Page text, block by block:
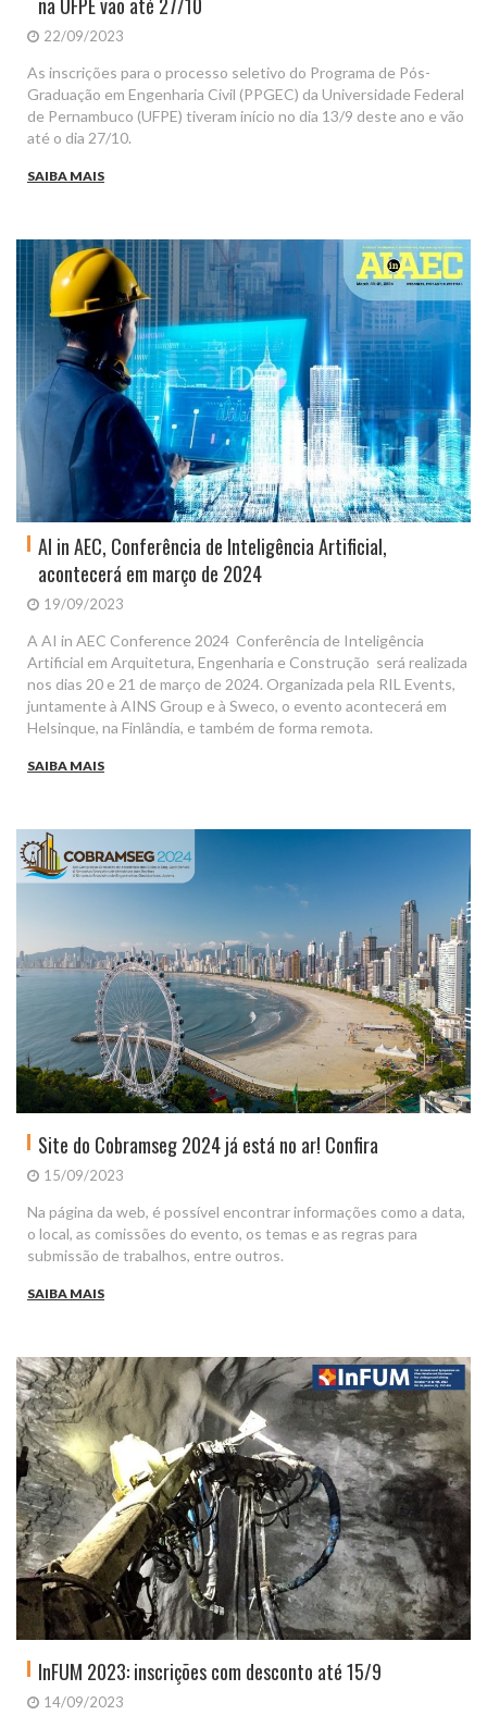
22/09/2023
As inscrições para o processo seletivo do Programa de Pós-
Graduação em Engenharia Civil (PPGEC) da Universidade Federal
de Pernambuco (UFPE) tiveram início no dia 13/9 deste ano e vão
até o dia 27/10.
SAIBA MAIS
AI in AEC, Conferência de Inteligência Artificial,
acontecerá em março de 2024
19/09/2023
A AI in AEC Conference 2024  Conferência de Inteligência
Artificial em Arquitetura, Engenharia e Construção  será realizada
nos dias 20 e 21 de março de 2024. Organizada pela RIL Events,
juntamente à AINS Group e à Sweco, o evento acontecerá em
Helsinque, na Finlândia, e também de forma remota.
SAIBA MAIS
Site do Cobramseg 2024 já está no ar! Confira
15/09/2023
Na página da web, é possível encontrar informações como a data,
o local, as comissões do evento, os temas e as regras para
submissão de trabalhos, entre outros.
SAIBA MAIS
InFUM 2023: inscrições com desconto até 15/9
14/09/2023